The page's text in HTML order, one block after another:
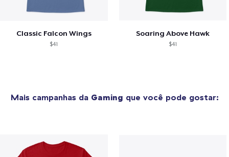
Classic Falcon Wings
$41
Soaring Above Hawk
$41
Mais campanhas da Gaming que você pode gostar: